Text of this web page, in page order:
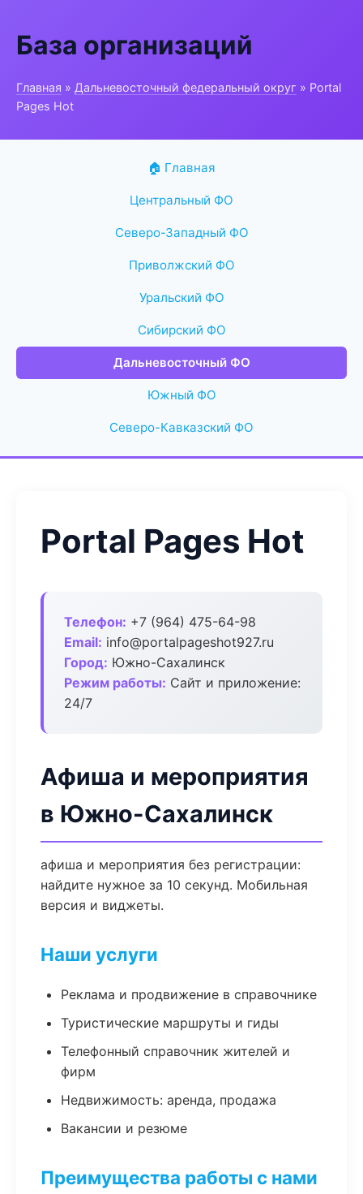
База организаций
Главная » Дальневосточный федеральный округ » Portal
Pages Hot
🏠 Главная
Центральный ФО
Северо-Западный ФО
Приволжский ФО
Уральский ФО
Сибирский ФО
Дальневосточный ФО
Южный ФО
Северо-Кавказский ФО
Portal Pages Hot
Телефон: +7 (964) 475-64-98
Email: info@portalpageshot927.ru
Город: Южно-Сахалинск
Режим работы: Сайт и приложение:
24/7
Афиша и мероприятия
в Южно-Сахалинск
афиша и мероприятия без регистрации:
найдите нужное за 10 секунд. Мобильная
версия и виджеты.
Наши услуги
Реклама и продвижение в справочнике
Туристические маршруты и гиды
Телефонный справочник жителей и
фирм
Недвижимость: аренда, продажа
Вакансии и резюме
Преимущества работы с нами